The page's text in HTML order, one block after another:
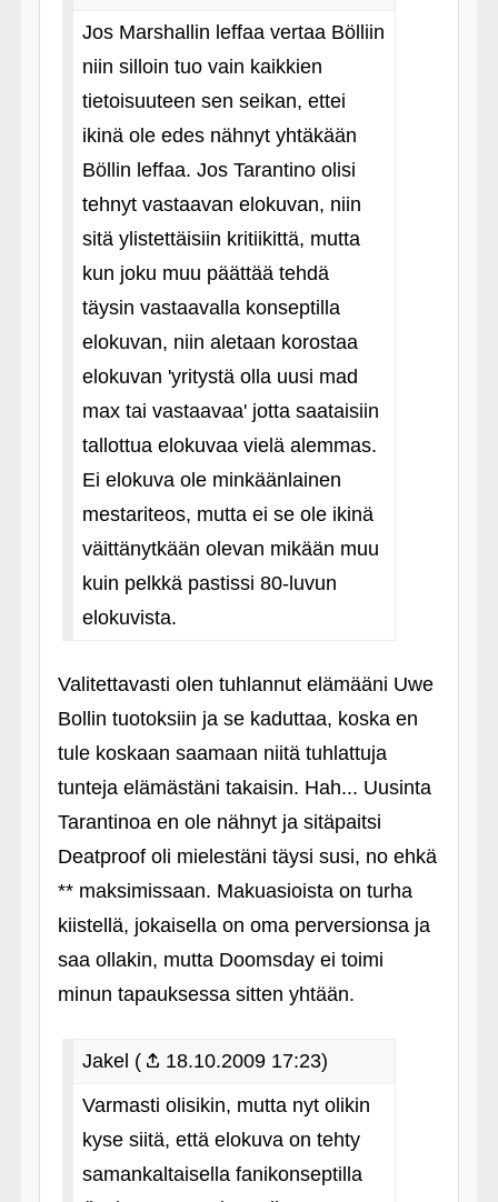
Jos Marshallin leffaa vertaa Bölliin
niin silloin tuo vain kaikkien
tietoisuuteen sen seikan, ettei
ikinä ole edes nähnyt yhtäkään
Böllin leffaa. Jos Tarantino olisi
tehnyt vastaavan elokuvan, niin
sitä ylistettäisiin kritiikittä, mutta
kun joku muu päättää tehdä
täysin vastaavalla konseptilla
elokuvan, niin aletaan korostaa
elokuvan 'yritystä olla uusi mad
max tai vastaavaa' jotta saataisiin
tallottua elokuvaa vielä alemmas.
Ei elokuva ole minkäänlainen
mestariteos, mutta ei se ole ikinä
väittänytkään olevan mikään muu
kuin pelkkä pastissi 80-luvun
elokuvista.
Valitettavasti olen tuhlannut elämääni Uwe
Bollin tuotoksiin ja se kaduttaa, koska en
tule koskaan saamaan niitä tuhlattuja
tunteja elämästäni takaisin. Hah... Uusinta
Tarantinoa en ole nähnyt ja sitäpaitsi
Deatproof oli mielestäni täysi susi, no ehkä
** maksimissaan. Makuasioista on turha
kiistellä, jokaisella on oma perversionsa ja
saa ollakin, mutta Doomsday ei toimi
minun tapauksessa sitten yhtään.
Jakel (
18.10.2009 17:23)
Varmasti olisikin, mutta nyt olikin
kyse siitä, että elokuva on tehty
samankaltaisella fanikonseptilla